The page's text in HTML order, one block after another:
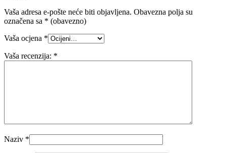
Vaša adresa e-pošte neće biti objavljena. Obavezna polja su
označena sa * (obavezno)
Vaša ocjena *
Vaša recenzija: *
Naziv *